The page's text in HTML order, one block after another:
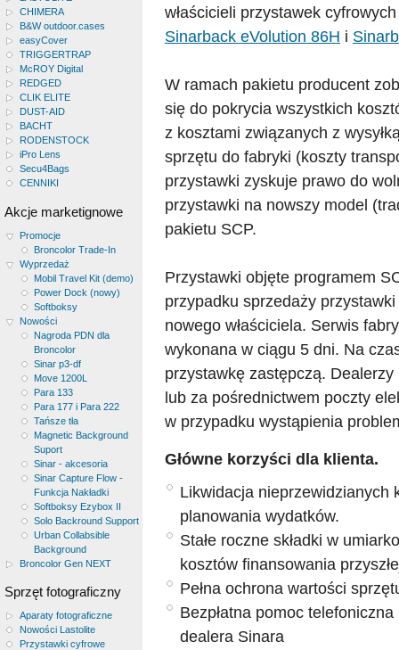
CHIMERA
B&W outdoor.cases
easyCover
TRIGGERTRAP
McROY Digital
REDGED
CLIK ELITE
DUST-AID
BACHT
RODENSTOCK
iPro Lens
Secu4Bags
CENNIKI
Akcje marketignowe
Promocje
Broncolor Trade-In
Wyprzedaż
Mobil Travel Kit (demo)
Power Dock (nowy)
Softboksy
Nowości
Nagroda PDN dla
Broncolor
Sinar p3-df
Move 1200L
Para 133
Para 177 i Para 222
Tańsze tła
Magnetic Background
Suport
Sinar - akcesoria
Sinar Capture Flow -
Funkcja Nakładki
Softboksy Ezybox II
Solo Backround Support
Urban Collabsible
Background
Broncolor Gen NEXT
Sprzęt fotograficzny
Aparaty fotograficzne
Nowości Lastolite
Przystawki cyfrowe
właścicieli przystawek cyfrowych
Sinarback eVolution 86H i
W ramach pakietu producent
się do pokrycia wszystkich
z kosztami związanych z
sprzętu do fabryki (koszty
przystawki zyskuje prawo do
przystawki na nowszy model
pakietu SCP.
Przystawki objęte programem
przypadku sprzedaży
nowego właściciela. Serwis
wykonana w ciągu 5 dni. Na
przystawkę zastępczą.
lub za pośrednictwem poczty
w przypadku wystąpienia
Główne korzyści dla klienta.
Likwidacja nieprzewidzianych
planowania wydatków.
Stałe roczne składki w
kosztów finansowania
Pełna ochrona wartości
Bezpłatna pomoc
dealera Sinara